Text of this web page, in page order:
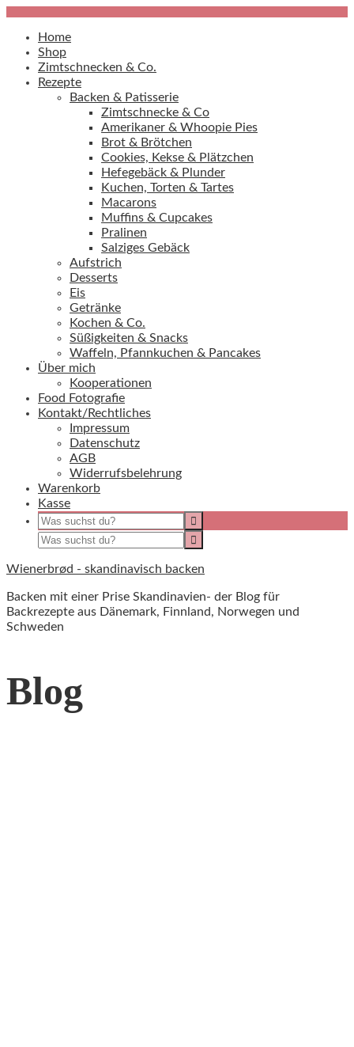
Home
Shop
Zimtschnecken & Co.
Rezepte
Backen & Patisserie
Zimtschnecke & Co
Amerikaner & Whoopie Pies
Brot & Brötchen
Cookies, Kekse & Plätzchen
Hefegebäck & Plunder
Kuchen, Torten & Tartes
Macarons
Muffins & Cupcakes
Pralinen
Salziges Gebäck
Aufstrich
Desserts
Eis
Getränke
Kochen & Co.
Süßigkeiten & Snacks
Waffeln, Pfannkuchen & Pancakes
Über mich
Kooperationen
Food Fotografie
Kontakt/Rechtliches
Impressum
Datenschutz
AGB
Widerrufsbelehrung
Warenkorb
Kasse
Wienerbrød - skandinavisch backen
Backen mit einer Prise Skandinavien- der Blog für
Backrezepte aus Dänemark, Finnland, Norwegen und
Schweden
Blog